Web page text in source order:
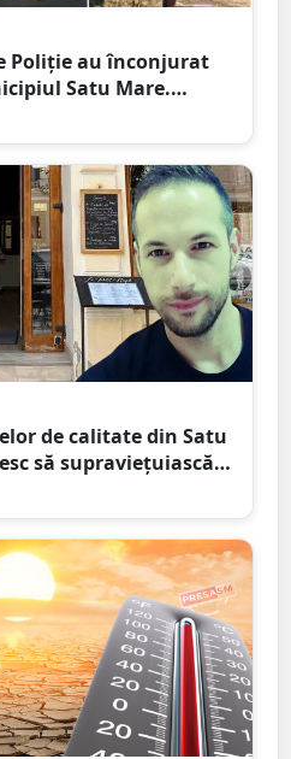
Poliție au înconjurat
Satu Mare.
de calitate din Satu
să supraviețuiască
speciale?